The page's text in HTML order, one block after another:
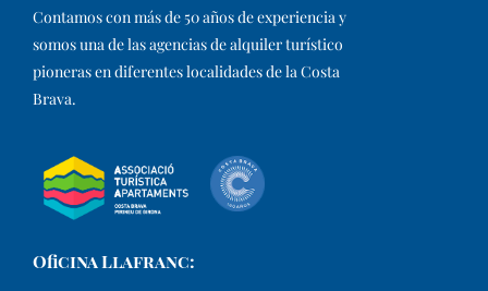
Contamos con más de 50 años de experiencia y
somos una de las agencias de alquiler turístico
pioneras en diferentes localidades de la Costa
Brava.​
Oficina Llafranc: